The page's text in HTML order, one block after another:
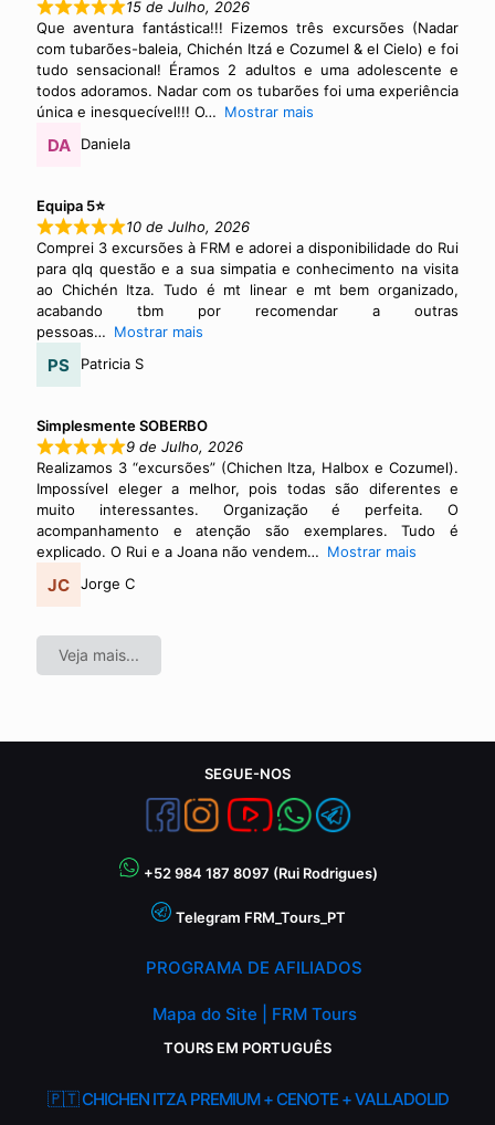
15 de Julho, 2026
Que aventura fantástica!!! Fizemos três excursões (Nadar
com tubarões-baleia, Chichén Itzá e Cozumel & el Cielo) e foi
tudo sensacional! Éramos 2 adultos e uma adolescente e
todos adoramos. Nadar com os tubarões foi uma experiência
única e inesquecível!!! O
Mostrar mais
Daniela
Equipa 5⭐
10 de Julho, 2026
Comprei 3 excursões à FRM e adorei a disponibilidade do Rui
para qlq questão e a sua simpatia e conhecimento na visita
ao Chichén Itza. Tudo é mt linear e mt bem organizado,
acabando tbm por recomendar a outras
pessoas
Mostrar mais
Patricia S
Simplesmente SOBERBO
9 de Julho, 2026
Realizamos 3 “excursões” (Chichen Itza, Halbox e Cozumel).
Impossível eleger a melhor, pois todas são diferentes e
muito interessantes. Organização é perfeita. O
acompanhamento e atenção são exemplares. Tudo é
explicado. O Rui e a Joana não vendem
Mostrar mais
Jorge C
Veja mais...
SEGUE-NOS
+52 984 187 8097 (Rui Rodrigues)
Telegram FRM_Tours_PT
PROGRAMA DE AFILIADOS
Mapa do Site | FRM Tours
TOURS EM PORTUGUÊS
🇵🇹 CHICHEN ITZA PREMIUM + CENOTE + VALLADOLID